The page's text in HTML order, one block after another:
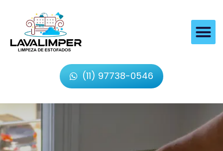
(11) 97738-0546